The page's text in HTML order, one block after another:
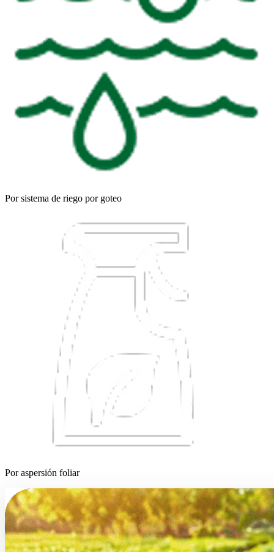
Por sistema de riego por goteo
Por aspersión foliar